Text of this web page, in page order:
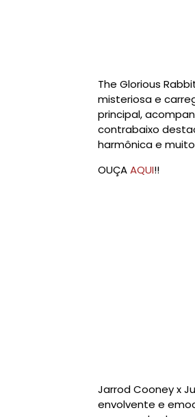
The Glorious
misteriosa e
principal,
contrabaixo
harmônica e
OUÇAAQUI!!
Jarrod Cooney x
envolvente e